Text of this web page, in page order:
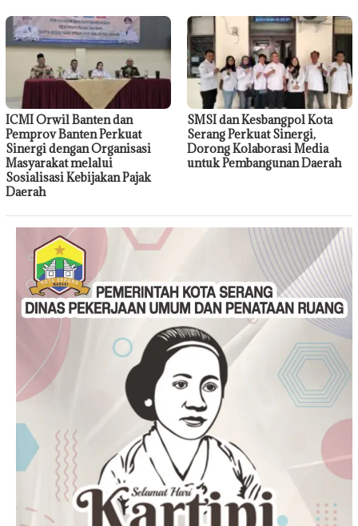
ICMI Orwil Banten dan
Pemprov Banten Perkuat
Sinergi dengan Organisasi
Masyarakat melalui
Sosialisasi Kebijakan Pajak
Daerah
SMSI dan Kesbangpol Kota
Serang Perkuat Sinergi,
Dorong Kolaborasi Media
untuk Pembangunan Daerah